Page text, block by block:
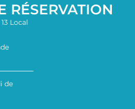
RÉSERVATION
Local
de